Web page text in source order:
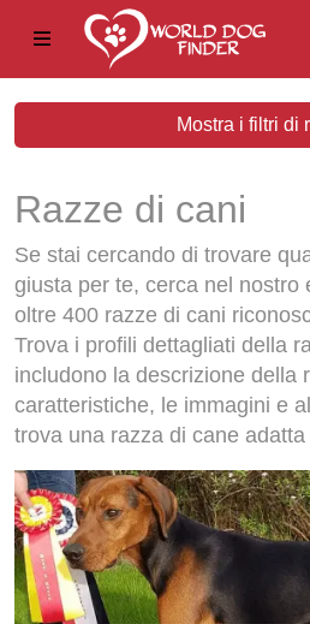
Mostra i filtri di
Razze di cani
Se stai cercando di trovare
giusta per te, cerca nel nostro
oltre 400 razze di cani
Trova i profili dettagliati della
includono la descrizione della
caratteristiche, le immagini e
trova una razza di cane adatta